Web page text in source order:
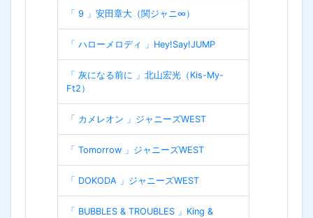
「 9 」安田章大（関ジャニ∞）
「 ハローメロディ 」Hey!Say!JUMP
「 灰になる前に 」北山宏光（Kis-My-
Ft2）
「 カメレオン 」ジャニーズWEST
「 Tomorrow 」ジャニーズWEST
「 DOKODA 」ジャニーズWEST
「 BUBBLES & TROUBLES 」King &